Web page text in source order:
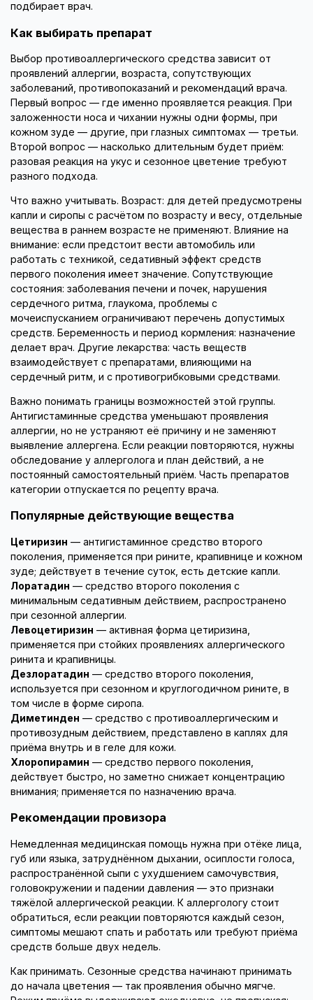
подбирает врач.
Как выбирать препарат
Выбор противоаллергического средства зависит от
проявлений аллергии, возраста, сопутствующих
заболеваний, противопоказаний и рекомендаций врача.
Первый вопрос — где именно проявляется реакция. При
заложенности носа и чихании нужны одни формы, при
кожном зуде — другие, при глазных симптомах — третьи.
Второй вопрос — насколько длительным будет приём:
разовая реакция на укус и сезонное цветение требуют
разного подхода.
Что важно учитывать. Возраст: для детей предусмотрены
капли и сиропы с расчётом по возрасту и весу, отдельные
вещества в раннем возрасте не применяют. Влияние на
внимание: если предстоит вести автомобиль или
работать с техникой, седативный эффект средств
первого поколения имеет значение. Сопутствующие
состояния: заболевания печени и почек, нарушения
сердечного ритма, глаукома, проблемы с
мочеиспусканием ограничивают перечень допустимых
средств. Беременность и период кормления: назначение
делает врач. Другие лекарства: часть веществ
взаимодействует с препаратами, влияющими на
сердечный ритм, и с противогрибковыми средствами.
Важно понимать границы возможностей этой группы.
Антигистаминные средства уменьшают проявления
аллергии, но не устраняют её причину и не заменяют
выявление аллергена. Если реакции повторяются, нужны
обследование у аллерголога и план действий, а не
постоянный самостоятельный приём. Часть препаратов
категории отпускается по рецепту врача.
Популярные действующие вещества
Цетиризин — антигистаминное средство второго
поколения, применяется при рините, крапивнице и кожном
зуде; действует в течение суток, есть детские капли.
Лоратадин — средство второго поколения с
минимальным седативным действием, распространено
при сезонной аллергии.
Левоцетиризин — активная форма цетиризина,
применяется при стойких проявлениях аллергического
ринита и крапивницы.
Дезлоратадин — средство второго поколения,
используется при сезонном и круглогодичном рините, в
том числе в форме сиропа.
Диметинден — средство с противоаллергическим и
противозудным действием, представлено в каплях для
приёма внутрь и в геле для кожи.
Хлоропирамин — средство первого поколения,
действует быстро, но заметно снижает концентрацию
внимания; применяется по назначению врача.
Рекомендации провизора
Немедленная медицинская помощь нужна при отёке лица,
губ или языка, затруднённом дыхании, осиплости голоса,
распространённой сыпи с ухудшением самочувствия,
головокружении и падении давления — это признаки
тяжёлой аллергической реакции. К аллергологу стоит
обратиться, если реакции повторяются каждый сезон,
симптомы мешают спать и работать или требуют приёма
средств больше двух недель.
Как принимать. Сезонные средства начинают принимать
до начала цветения — так проявления обычно мягче.